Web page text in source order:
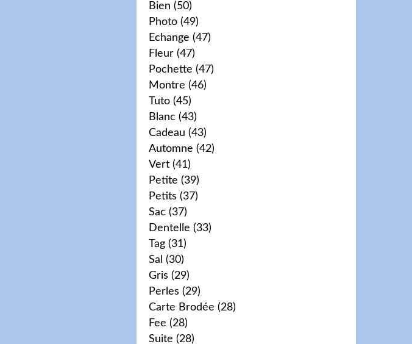
Bien (50)
Photo (49)
Echange (47)
Fleur (47)
Pochette (47)
Montre (46)
Tuto (45)
Blanc (43)
Cadeau (43)
Automne (42)
Vert (41)
Petite (39)
Petits (37)
Sac (37)
Dentelle (33)
Tag (31)
Sal (30)
Gris (29)
Perles (29)
Carte Brodée (28)
Fee (28)
Suite (28)